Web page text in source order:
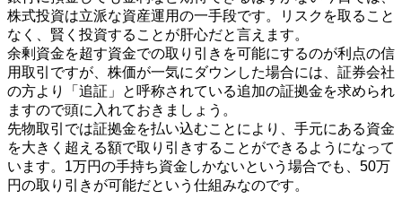
株式投資は立派な資産運用の一手段です。リスクを取ること
なく、賢く投資することが肝心だと言えます。
余剰資金を超す資金での取り引きを可能にするのが利点の信
用取引ですが、株価が一気にダウンした場合には、証券会社
の方より「追証」と呼称されている追加の証拠金を求められ
ますので頭に入れておきましょう。
先物取引では証拠金を払い込むことにより、手元にある資金
を大きく超える額で取り引きすることができるようになって
います。1万円の手持ち資金しかないという場合でも、50万
円の取り引きが可能だという仕組みなのです。